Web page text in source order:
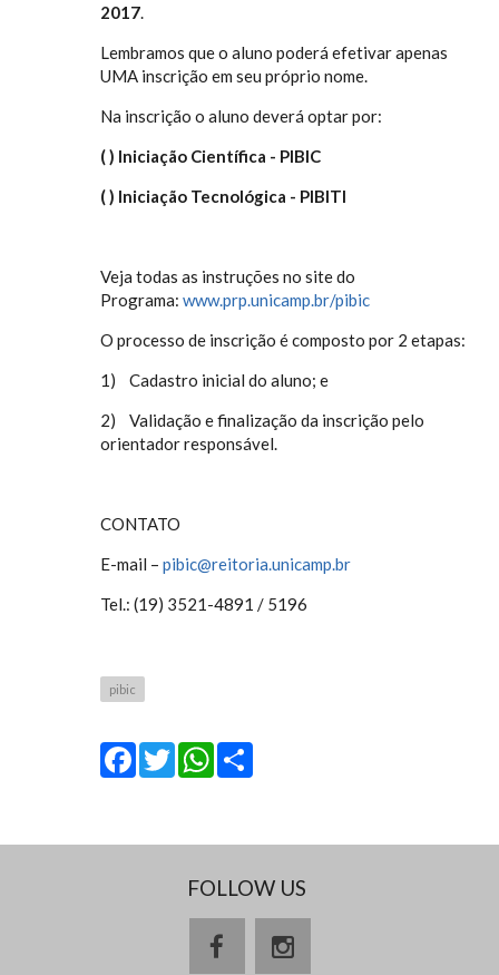
2017.
Lembramos que o aluno poderá efetivar apenas
UMA inscrição em seu próprio nome.
Na inscrição o aluno deverá optar por:
( ) Iniciação Científica - PIBIC
( ) Iniciação Tecnológica - PIBITI
Veja todas as instruções no site do
Programa: www.prp.unicamp.br/pibic
O processo de inscrição é composto por 2 etapas:
1) Cadastro inicial do aluno; e
2) Validação e finalização da inscrição pelo
orientador responsável.
CONTATO
E-mail – pibic@reitoria.unicamp.br
Tel.: (19) 3521-4891 / 5196
pibic
Facebook
Twitter
WhatsApp
FOLLOW US